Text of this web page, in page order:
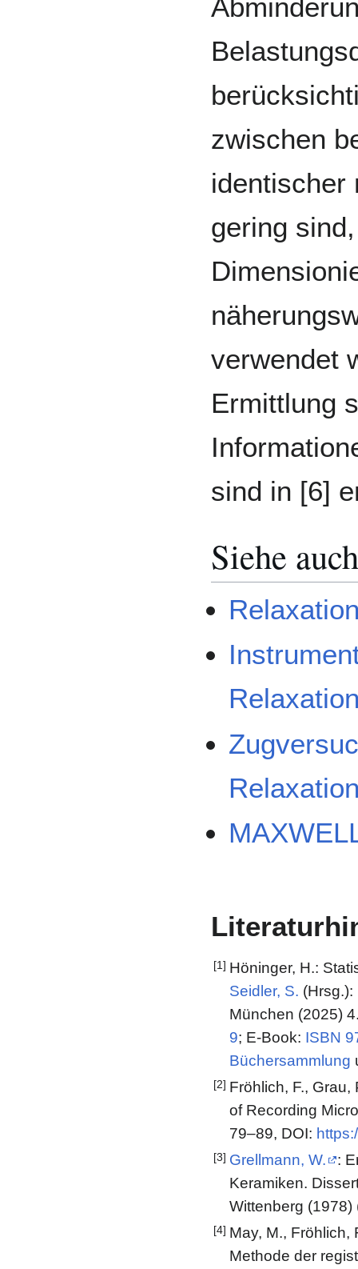
zwischen
identischer
gering
verwendet
Ermittlung
sind in [6]
Siehe auch
[1] Höninger, H.:
Seidler, S.
München (2025)
9; E-Book: ISBN
Büchersammlung
[2] Fröhlich, F., Grau,
of Recording
79–89, DOI:
[3] Grellmann, W.
:
Keramiken.
Wittenberg (1978)
[4] May, M., Fröhlich,
Methode der